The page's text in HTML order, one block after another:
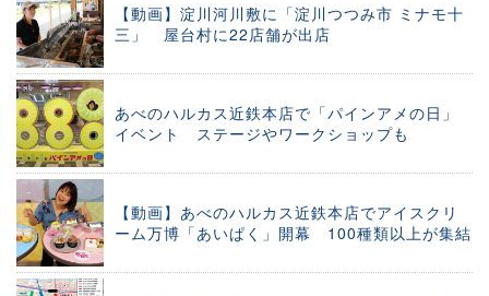
【動画】淀川河川敷に「淀川つつみ市 ミナモ十
三」 屋台村に22店舗が出店
あべのハルカス近鉄本店で「パインアメの日」
イベント ステージやワークショップも
【動画】あべのハルカス近鉄本店でアイスクリ
ーム万博「あいぱく」開幕 100種類以上が集結